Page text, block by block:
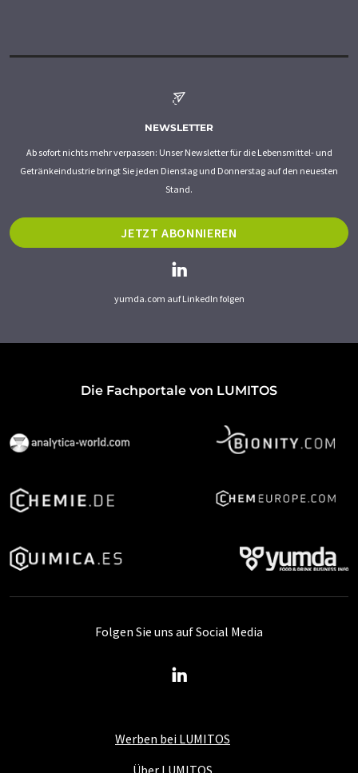
NEWSLETTER
Ab sofort nichts mehr verpassen: Unser Newsletter für die Lebensmittel- und
Getränkeindustrie bringt Sie jeden Dienstag und Donnerstag auf den neuesten
Stand.
JETZT ABONNIEREN
yumda.com auf LinkedIn folgen
Die Fachportale von LUMITOS
Werben bei LUMITOS
Über LUMITOS
Folgen Sie uns auf Social Media